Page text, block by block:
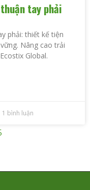
tay phải
phải: thiết kế tiện
Nâng cao trải
Global.
1 bình luận